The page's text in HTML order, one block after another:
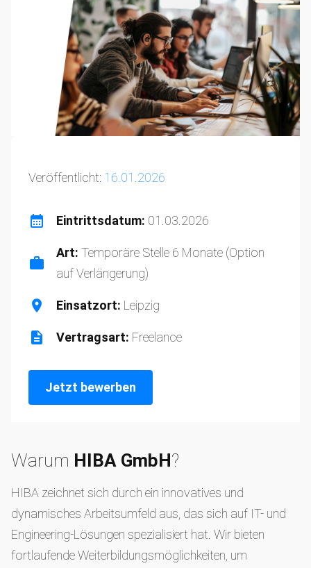
Veröffentlicht: 16.01.2026
Eintrittsdatum: 01.03.2026
Art: Temporäre Stelle 6 Monate (Option
auf Verlängerung)
Einsatzort: Leipzig
Vertragsart: Freelance
Jetzt bewerben
Warum HIBA GmbH?
HIBA zeichnet sich durch ein innovatives und
dynamisches Arbeitsumfeld aus, das sich auf IT- und
Engineering-Lösungen spezialisiert hat. Wir bieten
fortlaufende Weiterbildungsmöglichkeiten, um